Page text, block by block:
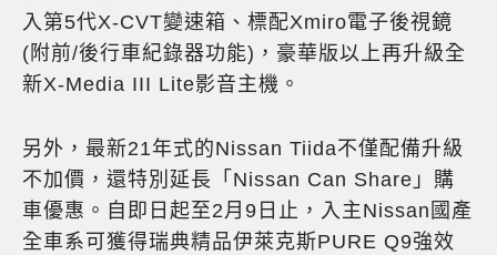
入第5代X-CVT變速箱、標配Xmiro電子後視鏡
(附前/後行車紀錄器功能)，豪華版以上再升級全
新X-Media III Lite影音主機。
另外，最新21年式的Nissan Tiida不僅配備升級
不加價，還特別延長「Nissan Can Share」購
車優惠。自即日起至2月9日止，入主Nissan國產
全車系可獲得瑞典精品伊萊克斯PURE Q9強效